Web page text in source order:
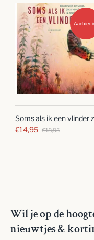
Soms als ik een vlinder
€14,95 €18,95
Wil je op de
nieuwtjes &